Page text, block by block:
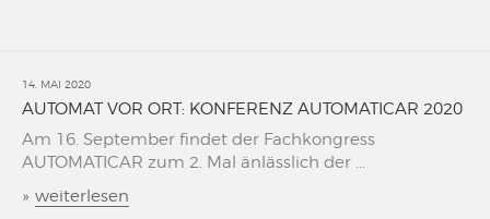
14. MAI 2020
AUTOMAT VOR ORT: KONFERENZ AUTOMATICAR 2020
Am 16. September findet der Fachkongress
AUTOMATICAR zum 2. Mal änlässlich der ...
» weiterlesen